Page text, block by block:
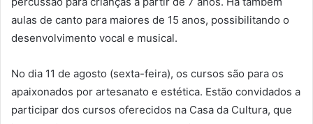
aulas de canto para maiores de 15 anos, possibilitando o
desenvolvimento vocal e musical.
No dia 11 de agosto (sexta-feira), os cursos são para os
apaixonados por artesanato e estética. Estão convidados a
participar dos cursos oferecidos na Casa da Cultura, que